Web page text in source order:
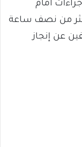
أمام
أكثر من نصف ساعة
عن إنجاز